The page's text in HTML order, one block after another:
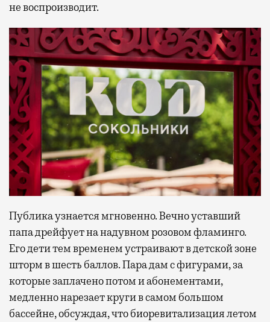
не воспроизводит.
Публика узнается мгновенно. Вечно уставший
папа дрейфует на надувном розовом фламинго.
Его дети тем временем устраивают в детской зоне
шторм в шесть баллов. Пара дам с фигурами, за
которые заплачено потом и абонементами,
медленно нарезает круги в самом большом
бассейне, обсуждая, что биоревитализация летом